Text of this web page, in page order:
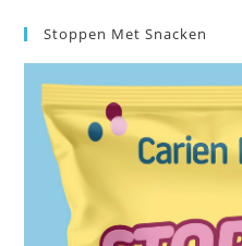
Stoppen Met Snacken